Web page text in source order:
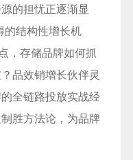
的担忧正逐渐显
的结构性增长机
，存储品牌如何抓
品效销增长伙伴灵
全链路投放实战经
胜方法论，为品牌